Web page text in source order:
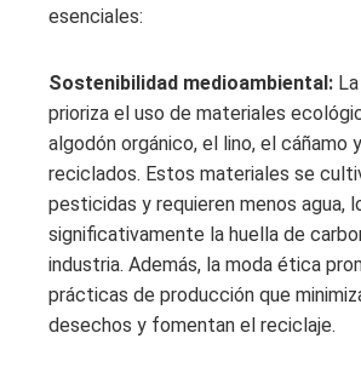
esenciales:
Sostenibilidad medioambiental:
prioriza el uso de materiales
algodón orgánico, el lino, el cáñamo
reciclados. Estos materiales se
pesticidas y requieren menos agua,
significativamente la huella de
industria. Además, la moda ética
prácticas de producción que
desechos y fomentan el reciclaje.